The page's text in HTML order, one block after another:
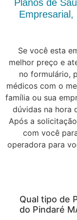
Planos de
Empresarial,
Se você esta
melhor preço e
no formulário,
médicos com o
família ou sua
dúvidas na hora
Após a
com você
operadora para
Qual tipo de
do Pindaré